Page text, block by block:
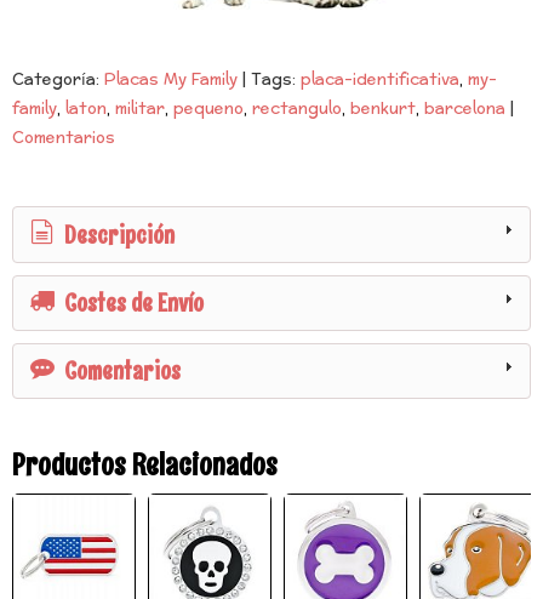
Categoría: Placas My Family| Tags: placa-identificativa my-
family laton militar pequeno rectangulo benkurt barcelona |
Comentarios
Descripción
Costes de Envío
Comentarios
Productos Relacionados